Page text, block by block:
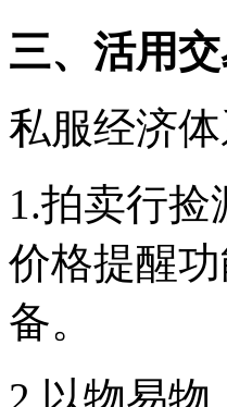
三、活用
私服经济
1.拍卖行
价格提醒
备。
2.以物易